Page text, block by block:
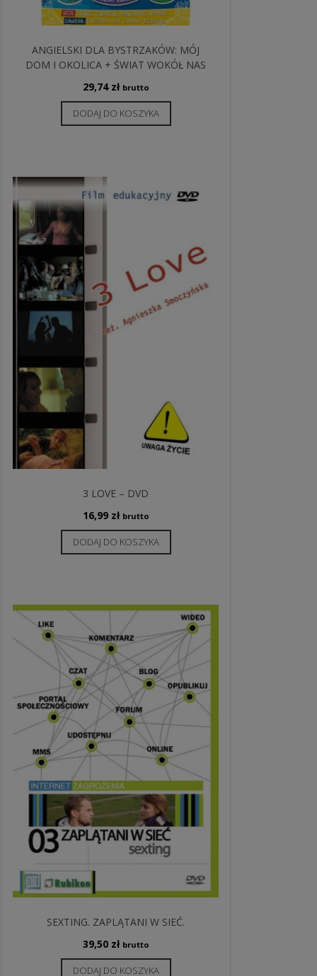
ANGIELSKI DLA BYSTRZAKÓW: MÓJ
DOM I OKOLICA + ŚWIAT WOKÓŁ NAS
29,74 zł brutto
DODAJ DO KOSZYKA
3 LOVE – DVD
16,99 zł brutto
DODAJ DO KOSZYKA
SEXTING. ZAPLĄTANI W SIEĆ.
39,50 zł brutto
DODAJ DO KOSZYKA